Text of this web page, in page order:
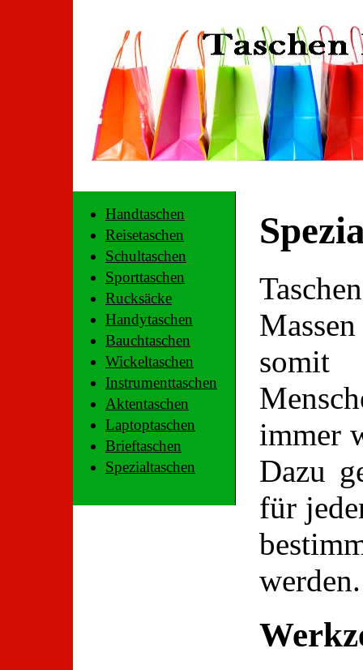
Handtaschen
Reisetaschen
Schultaschen
Sporttaschen
Rucksäcke
Handytaschen
Bauchtaschen
Wickeltaschen
Instrumenttaschen
Aktentaschen
Laptoptaschen
Brieftaschen
Spezialtaschen
immer
Dazu
für
werden.